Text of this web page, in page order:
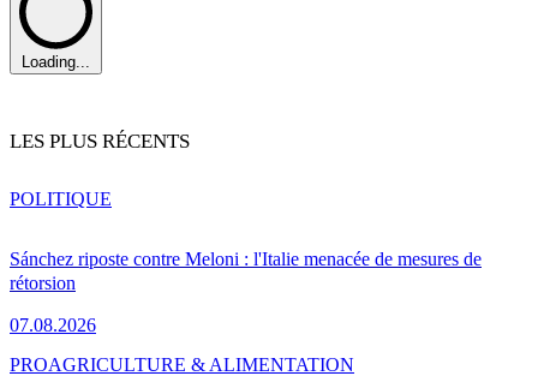
Loading...
LES PLUS RÉCENTS
Sánchez riposte contre Meloni : l'Italie menacée de mesures de
rétorsion
07.08.2026
POLITIQUE
PROAGRICULTURE & ALIMENTATION